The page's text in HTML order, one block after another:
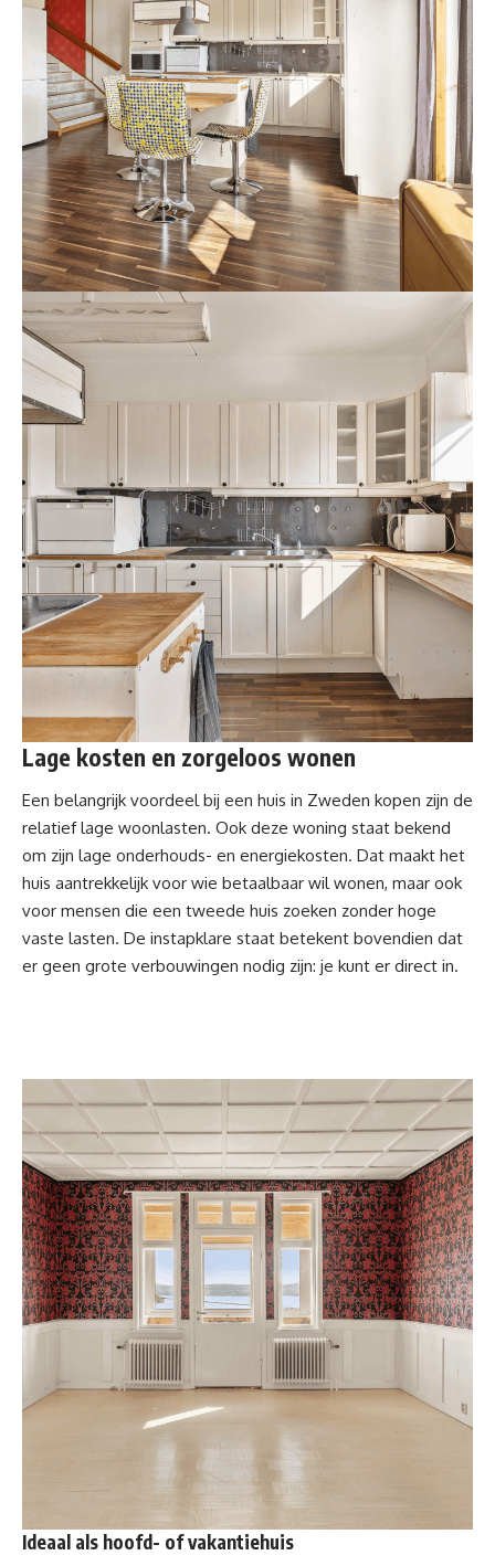
Lage kosten en zorgeloos wonen
Een belangrijk voordeel bij een huis in Zweden kopen zijn de
relatief lage woonlasten. Ook deze woning staat bekend
om zijn lage onderhouds- en energiekosten. Dat maakt het
huis aantrekkelijk voor wie betaalbaar wil wonen, maar ook
voor mensen die een tweede huis zoeken zonder hoge
vaste lasten. De instapklare staat betekent bovendien dat
er geen grote verbouwingen nodig zijn: je kunt er direct in.
Ideaal als hoofd- of vakantiehuis